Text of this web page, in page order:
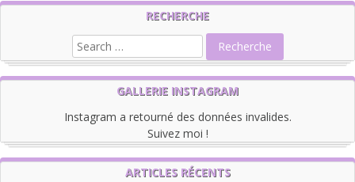
RECHERCHE
GALLERIE INSTAGRAM
Instagram a retourné des données invalides.
Suivez moi !
ARTICLES RÉCENTS